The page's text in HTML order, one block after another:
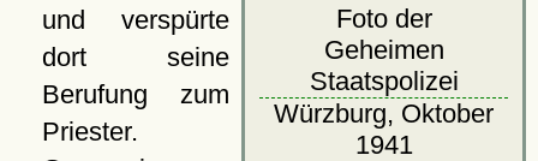
Foto der
Geheimen
Staatspolizei
Würzburg, Oktober
1941
und verspürte
dort seine
Berufung zum
Priester.